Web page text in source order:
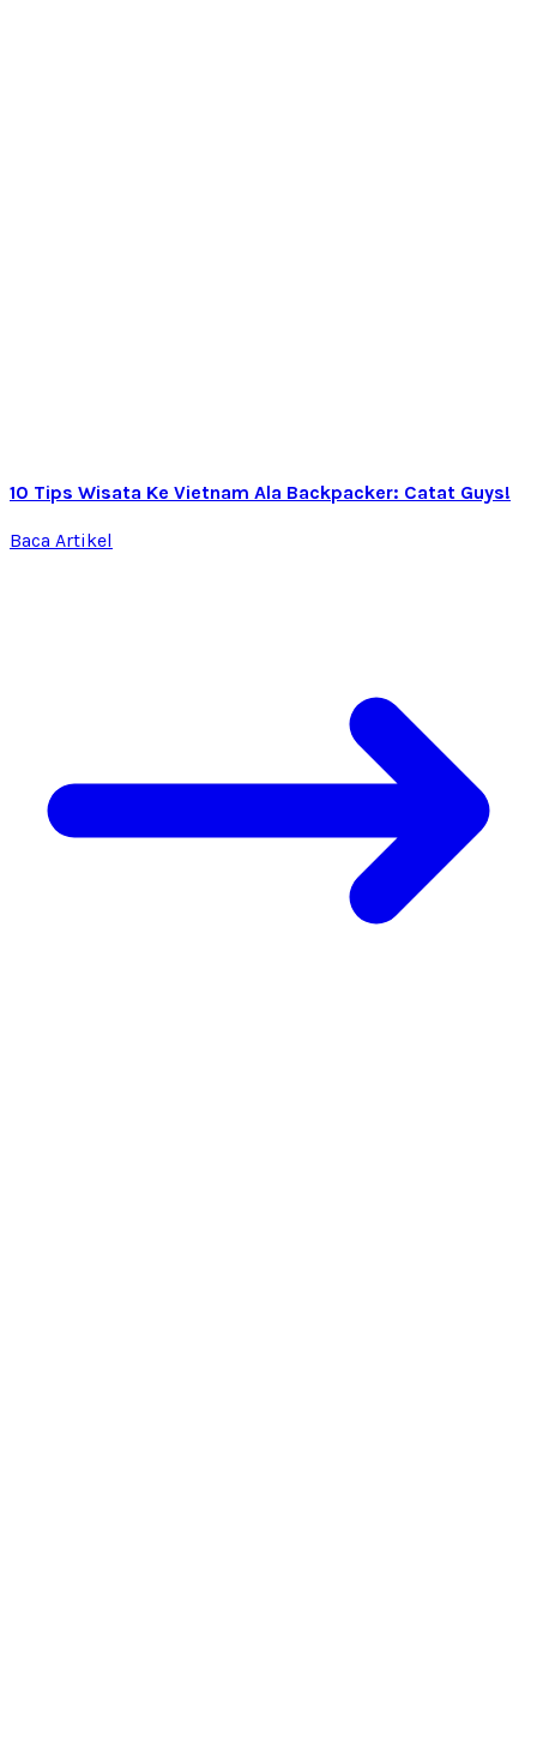
10 Tips Wisata Ke Vietnam Ala Backpacker: Catat Guys!
Baca Artikel